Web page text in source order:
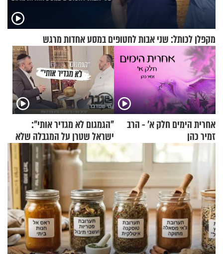
מקפלן לכותל: שני אבות לחטופים במסע אחדות מרגש
אחרית הימים חלק א’ - הרב
זמיר כהן
"הגמגום לא מגדיר אותי":
ישראל שטרן על המגבלה שלא
עוצרת אותו